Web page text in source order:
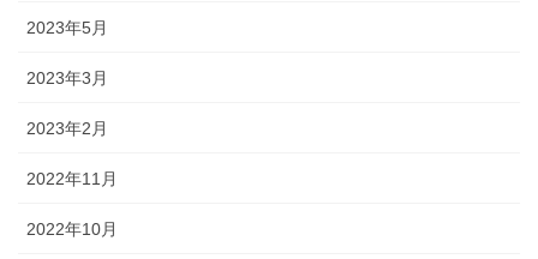
2023年5月
2023年3月
2023年2月
2022年11月
2022年10月